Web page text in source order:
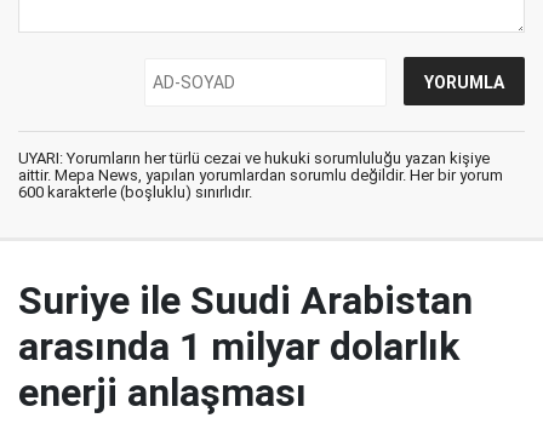
UYARI: Yorumların her türlü cezai ve hukuki sorumluluğu yazan kişiye
aittir. Mepa News, yapılan yorumlardan sorumlu değildir. Her bir yorum
600 karakterle (boşluklu) sınırlıdır.
Suriye ile Suudi Arabistan
arasında 1 milyar dolarlık
enerji anlaşması